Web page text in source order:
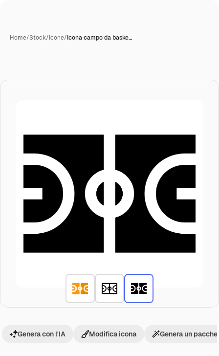
Home/Stock/Icone/Icona campo da baske…
Genera con l'IA Modifica icona Genera un